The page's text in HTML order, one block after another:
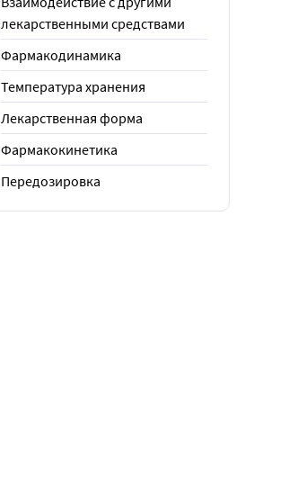
лекарственными средствами
Фармакодинамика
Температура хранения
Лекарственная форма
Фармакокинетика
Передозировка